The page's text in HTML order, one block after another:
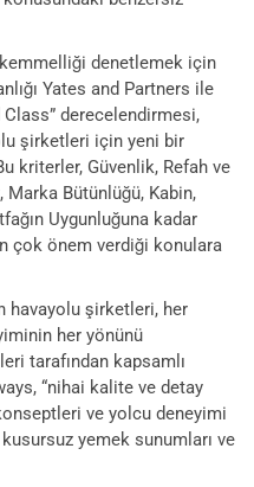
denetlemek için
Yates and Partners ile
derecelendirmesi,
şirketleri için yeni bir
kriterler, Güvenlik, Refah ve
Bütünlüğü, Kabin,
Uygunluğuna kadar
çok önem verdiği konulara
havayolu şirketleri, her
her yönünü
tarafından kapsamlı
“nihai kalite ve detay
ve yolcu deneyimi
yemek sunumları ve